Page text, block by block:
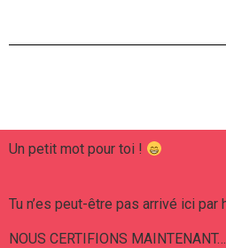
Un petit mot pour toi !
Tu n’es peut-être pas arrivé ici par
NOUS CERTIFIONS MAINTENANT…